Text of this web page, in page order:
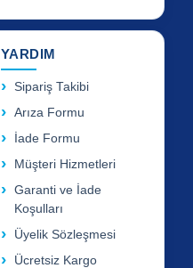
YARDIM
Sipariş Takibi
Arıza Formu
İade Formu
Müşteri Hizmetleri
Garanti ve İade
Koşulları
Üyelik Sözleşmesi
Ücretsiz Kargo